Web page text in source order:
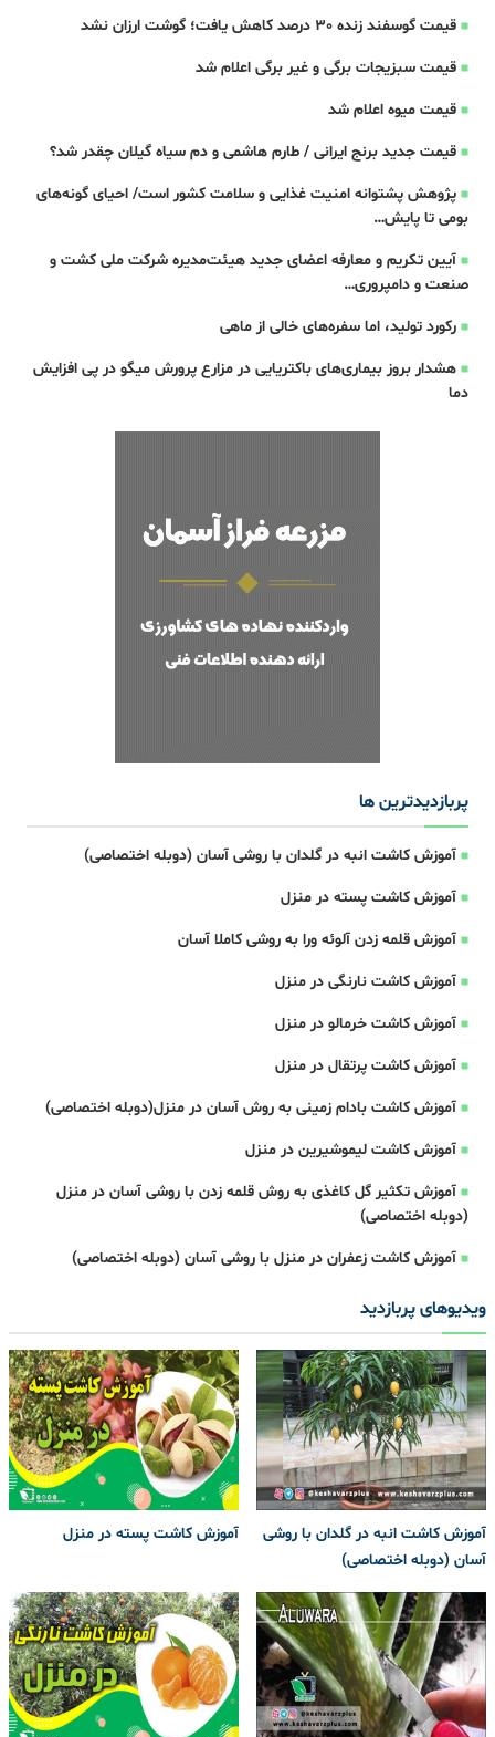
قیمت گوسفند زنده 30 درصد کاهش یافت؛ گوشت ارزان نشد
قیمت سبزیجات برگی و غیر برگی اعلام شد
قیمت میوه اعلام شد
قیمت جدید برنج ایرانی / طارم هاشمی و دم سیاه گیلان چقدر شد؟
پژوهش پشتوانه امنیت غذایی و سلامت کشور است/ احیای گونه‌های
بومی تا پایش…
آیین تکریم و معارفه اعضای جدید هیئت‌مدیره شرکت ملی کشت و
صنعت و دامپروری…
رکورد تولید، اما سفره‌های خالی از ماهی
هشدار بروز بیماری‌های باکتریایی در مزارع پرورش میگو در پی افزایش
دما
پربازدیدترین ها
آموزش کاشت انبه در گلدان با روشی آسان (دوبله اختصاصی)
آموزش کاشت پسته در منزل
آموزش قلمه زدن آلوئه ورا به روشی کاملا آسان
آموزش کاشت نارنگی در منزل
آموزش کاشت خرمالو در منزل
آموزش کاشت پرتقال در منزل
آموزش کاشت بادام زمینی به روش آسان در منزل(دوبله اختصاصی)
آموزش کاشت لیموشیرین در منزل
آموزش تکثیر گل کاغذی به روش قلمه زدن با روشی آسان در منزل
(دوبله اختصاصی)
آموزش کاشت زعفران در منزل با روشی آسان (دوبله اختصاصی)
ویدیوهای پربازدید
آموزش کاشت انبه در گلدان با روشی
آسان (دوبله اختصاصی)
آموزش کاشت پسته در منزل